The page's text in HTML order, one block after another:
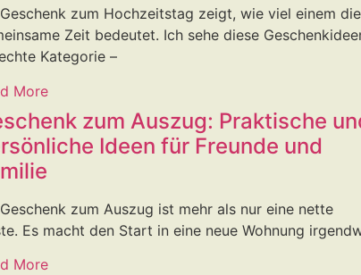
zum Hochzeitstag zeigt, wie viel einem die
Zeit bedeutet. Ich sehe diese
Kategorie –
More
zum Auszug: Praktische
Ideen für Freunde und
zum Auszug ist mehr als nur eine nette
Es macht den Start in eine neue Wohnung
More